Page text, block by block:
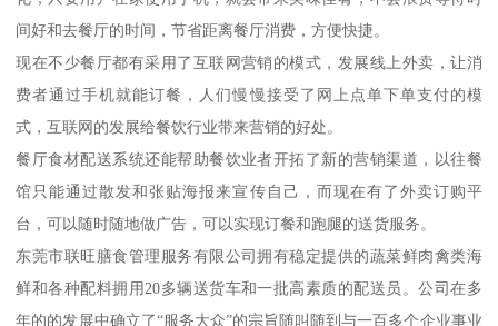
间好和去餐厅的时间，节省距离餐厅消费，方便快捷。
现在不少餐厅都有采用了互联网营销的模式，发展线上外卖，让消
费者通过手机就能订餐，人们慢慢接受了网上点单下单支付的模
式，互联网的发展给餐饮行业带来营销的好处。
餐厅食材配送系统还能帮助餐饮业者开拓了新的营销渠道，以往餐
馆只能通过散发和张贴海报来宣传自己，而现在有了外卖订购平
台，可以随时随地做广告，可以实现订餐和跑腿的送货服务。
东莞市联旺膳食管理服务有限公司拥有稳定提供的蔬菜鲜肉禽类海
鲜和各种配料拥用20多辆送货车和一批高素质的配送员。公司在多
年的的发展中确立了“服务大众”的宗旨随叫随到与一百多个企业事业